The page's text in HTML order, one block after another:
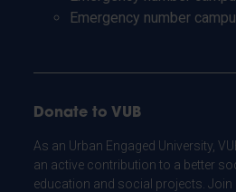
Emergency number
Donate to VUB
As an Urban Engaged University,
an active contribution to a better
education and social projects. Join